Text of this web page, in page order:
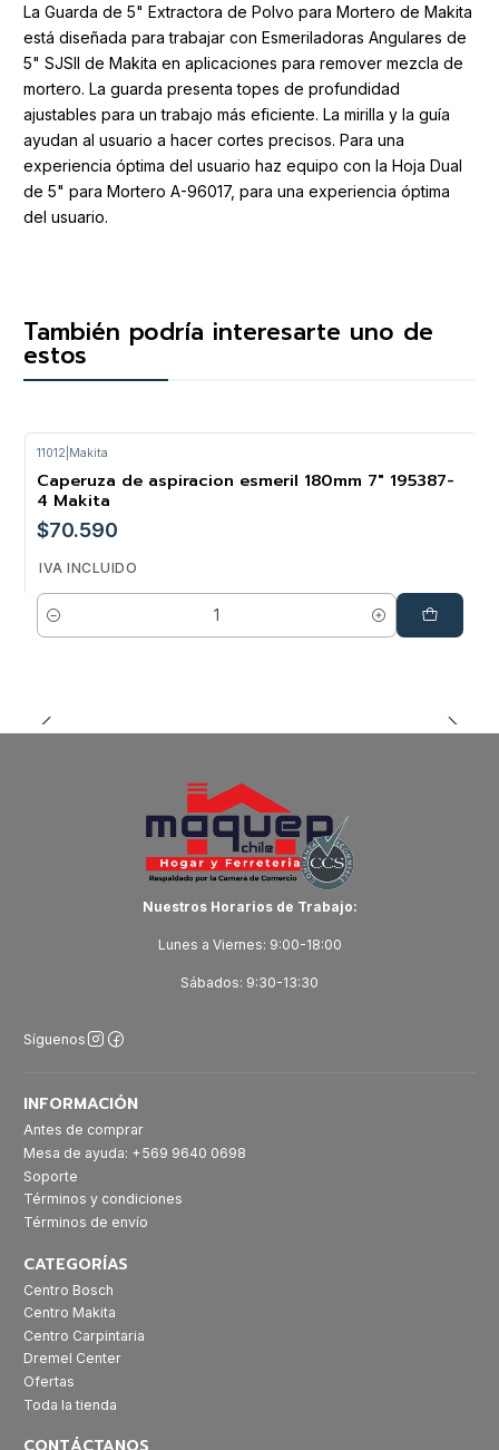
La Guarda de 5" Extractora de Polvo para Mortero de Makita
está diseñada para trabajar con Esmeriladoras Angulares de
5" SJSII de Makita en aplicaciones para remover mezcla de
mortero. La guarda presenta topes de profundidad
ajustables para un trabajo más eficiente. La mirilla y la guía
ayudan al usuario a hacer cortes precisos. Para una
experiencia óptima del usuario haz equipo con la Hoja Dual
de 5" para Mortero A-96017, para una experiencia óptima
del usuario.
También podría interesarte uno de
estos
11012 Makita
Caperuza de aspiracion esmeril 180mm 7" 195387-
4 Makita
$70.590
IVA INCLUIDO
Cantidad
Nuestros Horarios de Trabajo:
Lunes a Viernes: 9:00-18:00
Sábados: 9:30-13:30
Síguenos
INFORMACIÓN
Antes de comprar
Mesa de ayuda: +569 9640 0698
Soporte
Términos y condiciones
Términos de envío
CATEGORÍAS
Centro Bosch
Centro Makita
Centro Carpintaria
Dremel Center
Ofertas
Toda la tienda